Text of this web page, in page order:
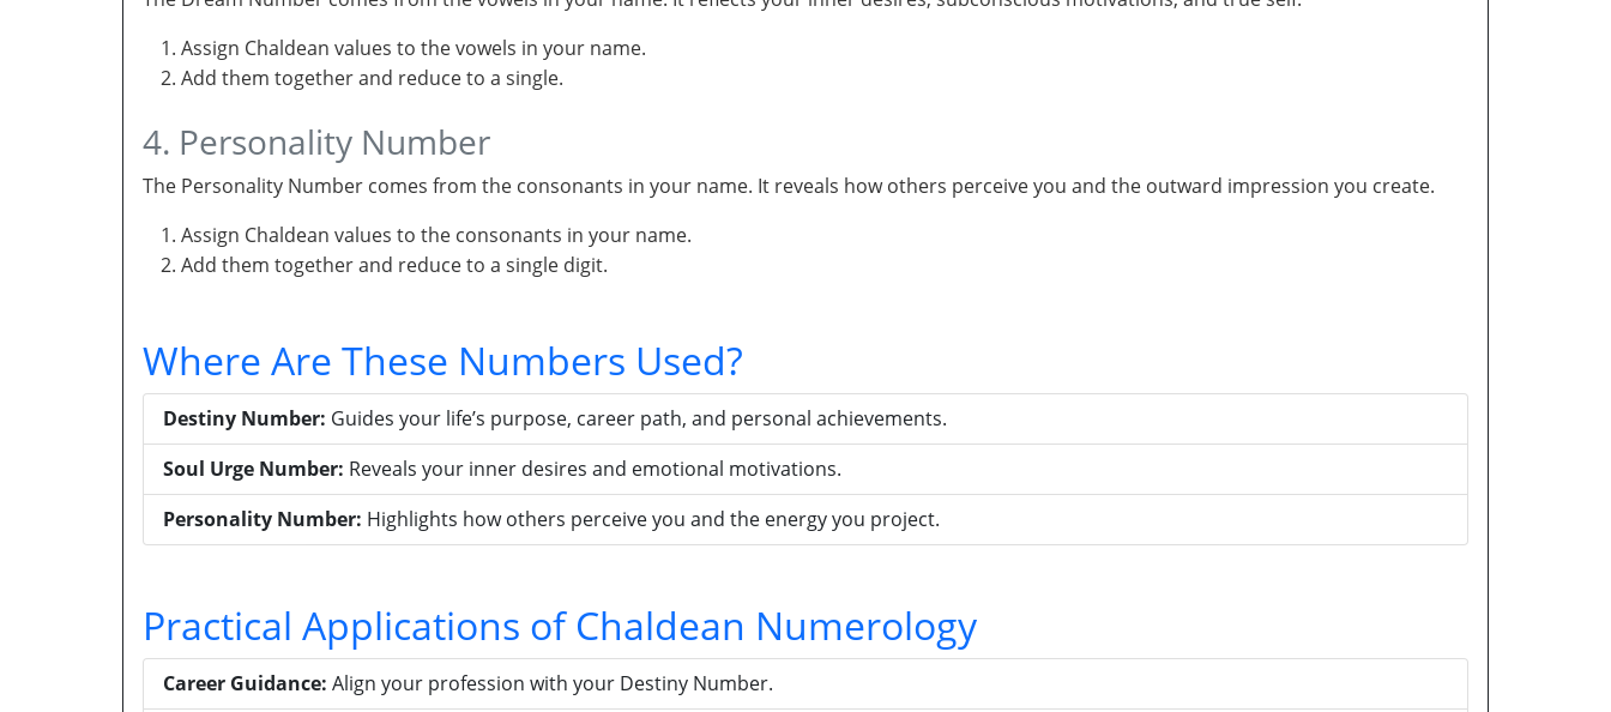
Assign Chaldean values to the vowels in your name.
Add them together and reduce to a single.
4. Personality Number
The Personality Number comes from the consonants in your name. It reveals how others perceive you and the outward impression you create.
Assign Chaldean values to the consonants in your name.
Add them together and reduce to a single digit.
Where Are These Numbers Used?
Destiny Number: Guides your life’s purpose, career path, and personal achievements.
Soul Urge Number: Reveals your inner desires and emotional motivations.
Personality Number: Highlights how others perceive you and the energy you project.
Practical Applications of Chaldean Numerology
Career Guidance: Align your profession with your Destiny Number.